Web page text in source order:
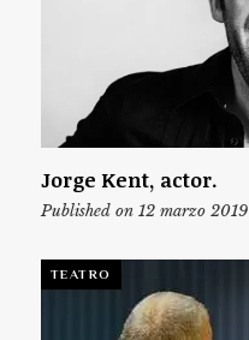
Jorge Kent, actor.
Published on 12 marzo 2019
TEATRO